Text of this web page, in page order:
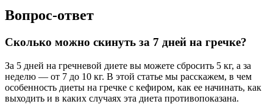
Вопрос-ответ
Сколько можно скинуть за 7 дней на гречке?
За 5 дней на гречневой диете вы можете сбросить 5 кг, а за
неделю — от 7 до 10 кг. В этой статье мы расскажем, в чем
особенность диеты на гречке с кефиром, как ее начинать, как
выходить и в каких случаях эта диета противопоказана.